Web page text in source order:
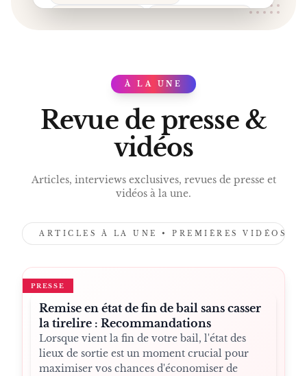
THE BB GROUP
ORDRE DES GÉOMÈTRES-EXPERTS
RUE DU KRIEKENPUT
PRESS
À LA UNE
Revue de presse &
vidéos
Articles, interviews exclusives, revues de presse et
vidéos à la une.
ARTICLES À LA UNE • PREMIÈRES VIDÉOS •
PRESSE
Remise en état de fin de bail sans casser
la tirelire : Recommandations
Lorsque vient la fin de votre bail, l'état des
lieux de sortie est un moment crucial pour
maximiser vos chances d'économiser de